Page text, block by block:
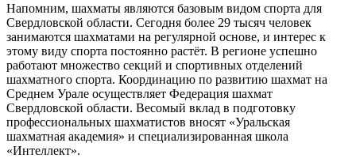
Напомним, шахматы являются базовым видом спорта для
Свердловской области. Сегодня более 29 тысяч человек
занимаются шахматами на регулярной основе, и интерес к
этому виду спорта постоянно растёт. В регионе успешно
работают множество секций и спортивных отделений
шахматного спорта. Координацию по развитию шахмат на
Среднем Урале осуществляет Федерация шахмат
Свердловской области. Весомый вклад в подготовку
профессиональных шахматистов вносят «Уральская
шахматная академия» и специализированная школа
«Интеллект».